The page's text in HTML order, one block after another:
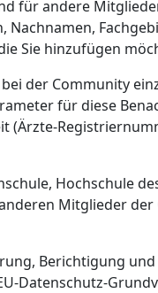
für andere
Sie hinzufügen
der Community
für diese
(Ärzte-
Hochschule
Mitglieder
Berichtigung
Datenschutz-